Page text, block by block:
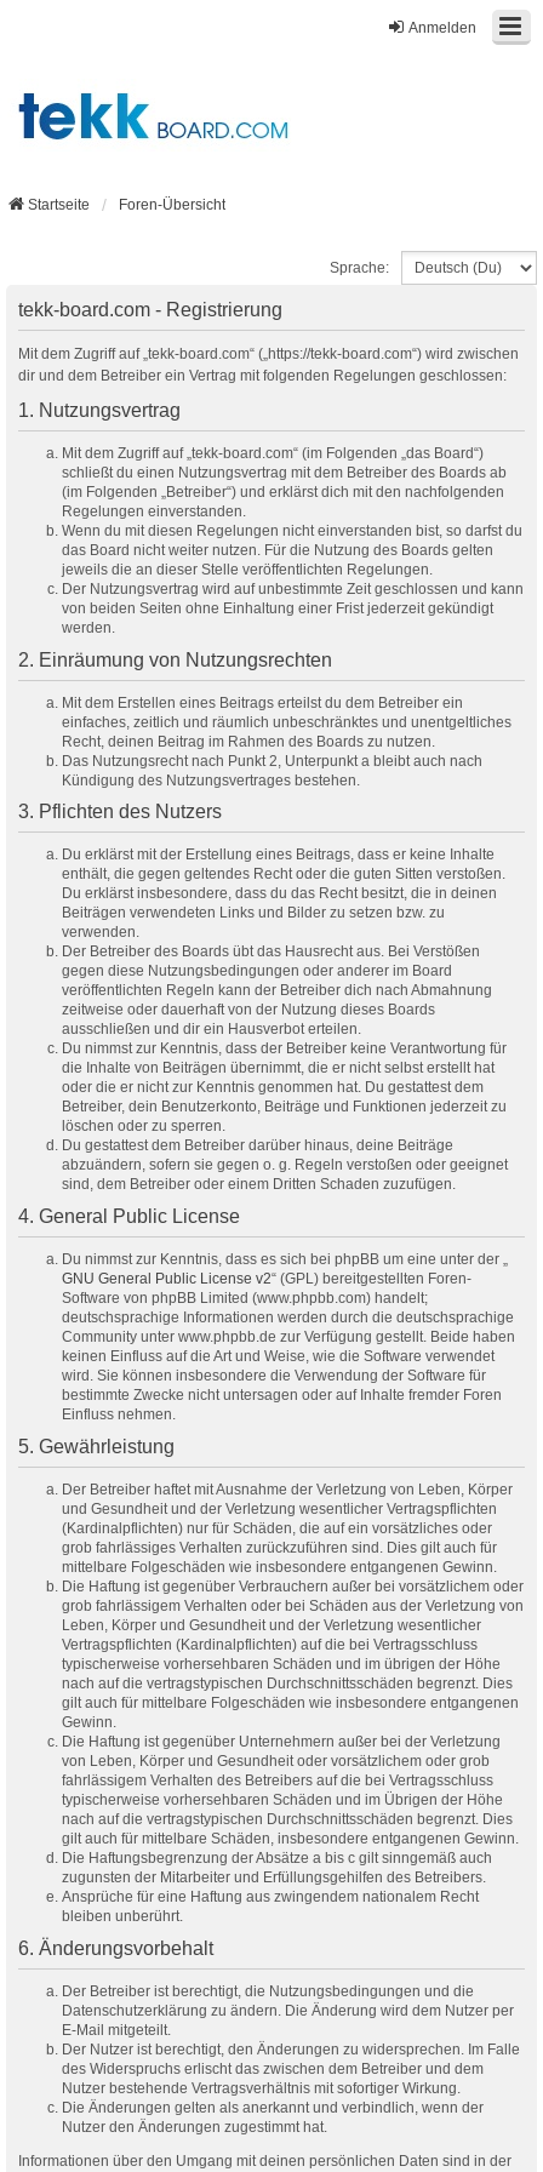
Anmelden
Startseite Foren-Übersicht
Sprache:
tekk-board.com - Registrierung
Mit dem Zugriff auf „tekk-board.com“ („https://tekk-board.com“) wird zwischen
dir und dem Betreiber ein Vertrag mit folgenden Regelungen geschlossen:
1. Nutzungsvertrag
Mit dem Zugriff auf „tekk-board.com“ (im Folgenden „das Board“)
schließt du einen Nutzungsvertrag mit dem Betreiber des Boards ab
(im Folgenden „Betreiber“) und erklärst dich mit den nachfolgenden
Regelungen einverstanden.
Wenn du mit diesen Regelungen nicht einverstanden bist, so darfst du
das Board nicht weiter nutzen. Für die Nutzung des Boards gelten
jeweils die an dieser Stelle veröffentlichten Regelungen.
Der Nutzungsvertrag wird auf unbestimmte Zeit geschlossen und kann
von beiden Seiten ohne Einhaltung einer Frist jederzeit gekündigt
werden.
2. Einräumung von Nutzungsrechten
Mit dem Erstellen eines Beitrags erteilst du dem Betreiber ein
einfaches, zeitlich und räumlich unbeschränktes und unentgeltliches
Recht, deinen Beitrag im Rahmen des Boards zu nutzen.
Das Nutzungsrecht nach Punkt 2, Unterpunkt a bleibt auch nach
Kündigung des Nutzungsvertrages bestehen.
3. Pflichten des Nutzers
Du erklärst mit der Erstellung eines Beitrags, dass er keine Inhalte
enthält, die gegen geltendes Recht oder die guten Sitten verstoßen.
Du erklärst insbesondere, dass du das Recht besitzt, die in deinen
Beiträgen verwendeten Links und Bilder zu setzen bzw. zu
verwenden.
Der Betreiber des Boards übt das Hausrecht aus. Bei Verstößen
gegen diese Nutzungsbedingungen oder anderer im Board
veröffentlichten Regeln kann der Betreiber dich nach Abmahnung
zeitweise oder dauerhaft von der Nutzung dieses Boards
ausschließen und dir ein Hausverbot erteilen.
Du nimmst zur Kenntnis, dass der Betreiber keine Verantwortung für
die Inhalte von Beiträgen übernimmt, die er nicht selbst erstellt hat
oder die er nicht zur Kenntnis genommen hat. Du gestattest dem
Betreiber, dein Benutzerkonto, Beiträge und Funktionen jederzeit zu
löschen oder zu sperren.
Du gestattest dem Betreiber darüber hinaus, deine Beiträge
abzuändern, sofern sie gegen o. g. Regeln verstoßen oder geeignet
sind, dem Betreiber oder einem Dritten Schaden zuzufügen.
4. General Public License
Du nimmst zur Kenntnis, dass es sich bei phpBB um eine unter der „
GNU General Public License v2“ (GPL) bereitgestellten Foren-
Software von phpBB Limited (www.phpbb.com) handelt;
deutschsprachige Informationen werden durch die deutschsprachige
Community unter www.phpbb.de zur Verfügung gestellt. Beide haben
keinen Einfluss auf die Art und Weise, wie die Software verwendet
wird. Sie können insbesondere die Verwendung der Software für
bestimmte Zwecke nicht untersagen oder auf Inhalte fremder Foren
Einfluss nehmen.
5. Gewährleistung
Der Betreiber haftet mit Ausnahme der Verletzung von Leben, Körper
und Gesundheit und der Verletzung wesentlicher Vertragspflichten
(Kardinalpflichten) nur für Schäden, die auf ein vorsätzliches oder
grob fahrlässiges Verhalten zurückzuführen sind. Dies gilt auch für
mittelbare Folgeschäden wie insbesondere entgangenen Gewinn.
Die Haftung ist gegenüber Verbrauchern außer bei vorsätzlichem oder
grob fahrlässigem Verhalten oder bei Schäden aus der Verletzung von
Leben, Körper und Gesundheit und der Verletzung wesentlicher
Vertragspflichten (Kardinalpflichten) auf die bei Vertragsschluss
typischerweise vorhersehbaren Schäden und im übrigen der Höhe
nach auf die vertragstypischen Durchschnittsschäden begrenzt. Dies
gilt auch für mittelbare Folgeschäden wie insbesondere entgangenen
Gewinn.
Die Haftung ist gegenüber Unternehmern außer bei der Verletzung
von Leben, Körper und Gesundheit oder vorsätzlichem oder grob
fahrlässigem Verhalten des Betreibers auf die bei Vertragsschluss
typischerweise vorhersehbaren Schäden und im Übrigen der Höhe
nach auf die vertragstypischen Durchschnittsschäden begrenzt. Dies
gilt auch für mittelbare Schäden, insbesondere entgangenen Gewinn.
Die Haftungsbegrenzung der Absätze a bis c gilt sinngemäß auch
zugunsten der Mitarbeiter und Erfüllungsgehilfen des Betreibers.
Ansprüche für eine Haftung aus zwingendem nationalem Recht
bleiben unberührt.
6. Änderungsvorbehalt
Der Betreiber ist berechtigt, die Nutzungsbedingungen und die
Datenschutzerklärung zu ändern. Die Änderung wird dem Nutzer per
E-Mail mitgeteilt.
Der Nutzer ist berechtigt, den Änderungen zu widersprechen. Im Falle
des Widerspruchs erlischt das zwischen dem Betreiber und dem
Nutzer bestehende Vertragsverhältnis mit sofortiger Wirkung.
Die Änderungen gelten als anerkannt und verbindlich, wenn der
Nutzer den Änderungen zugestimmt hat.
Informationen über den Umgang mit deinen persönlichen Daten sind in der